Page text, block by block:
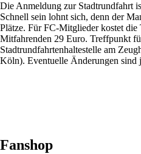
Die Anmeldung zur Stadtrundfahrt
Schnell sein lohnt sich, denn der
Plätze. Für FC-Mitglieder kostet
Mitfahrenden 29 Euro. Treffpunkt
Stadtrundfahrtenhaltestelle am
Köln). Eventuelle Änderungen sind
Fanshop